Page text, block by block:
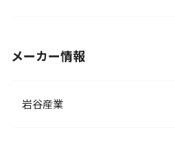
メーカー情報
岩谷産業